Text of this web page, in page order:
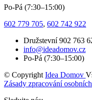
Po-Pá (7:30–15:00)
602 779 705, 602 742 922
Družstevní 902 763
info@ideadomov.cz
Po-Pá (7:30–15:00)
© Copyright Idea Domov
Zásady zpracování